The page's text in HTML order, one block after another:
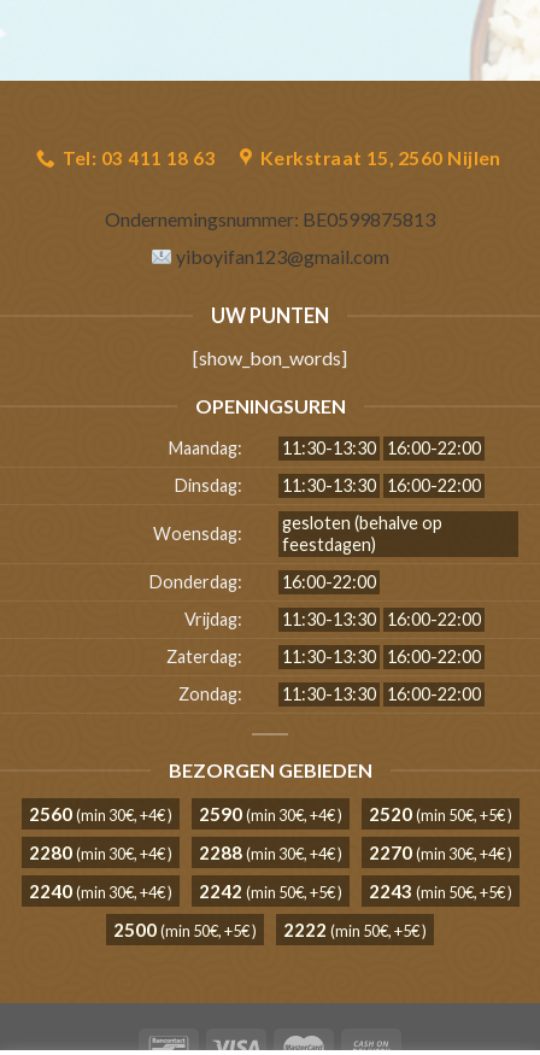
Tel: 03 411 18 63 Kerkstraat 15, 2560 Nijlen
Ondernemingsnummer: BE0599875813
yiboyifan123@gmail.com
UW PUNTEN
[show_bon_words]
OPENINGSUREN
Maandag: 11:30-13:30 16:00-22:00
Dinsdag:
11:30-13:30 16:00-22:00
Woensdag:
gesloten (behalve op
feestdagen)
Donderdag:
16:00-22:00
Vrijdag:
11:30-13:30 16:00-22:00
Zaterdag:
11:30-13:30 16:00-22:00
Zondag:
11:30-13:30 16:00-22:00
BEZORGEN GEBIEDEN
2560 (min 30€, +4€ ) 2590 (min 30€, +4€ ) 2520 (min 50€, +5€ )
2280 (min 30€, +4€ ) 2288 (min 30€, +4€ ) 2270 (min 30€, +4€ )
2240 (min 30€, +4€ ) 2242 (min 50€, +5€ ) 2243 (min 50€, +5€ )
2500(min 50€, +5€ ) 2222 (min 50€, +5€ )